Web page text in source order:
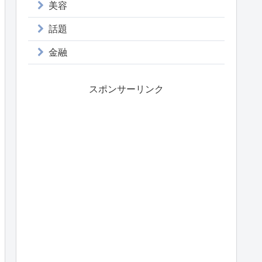
美容
話題
金融
スポンサーリンク